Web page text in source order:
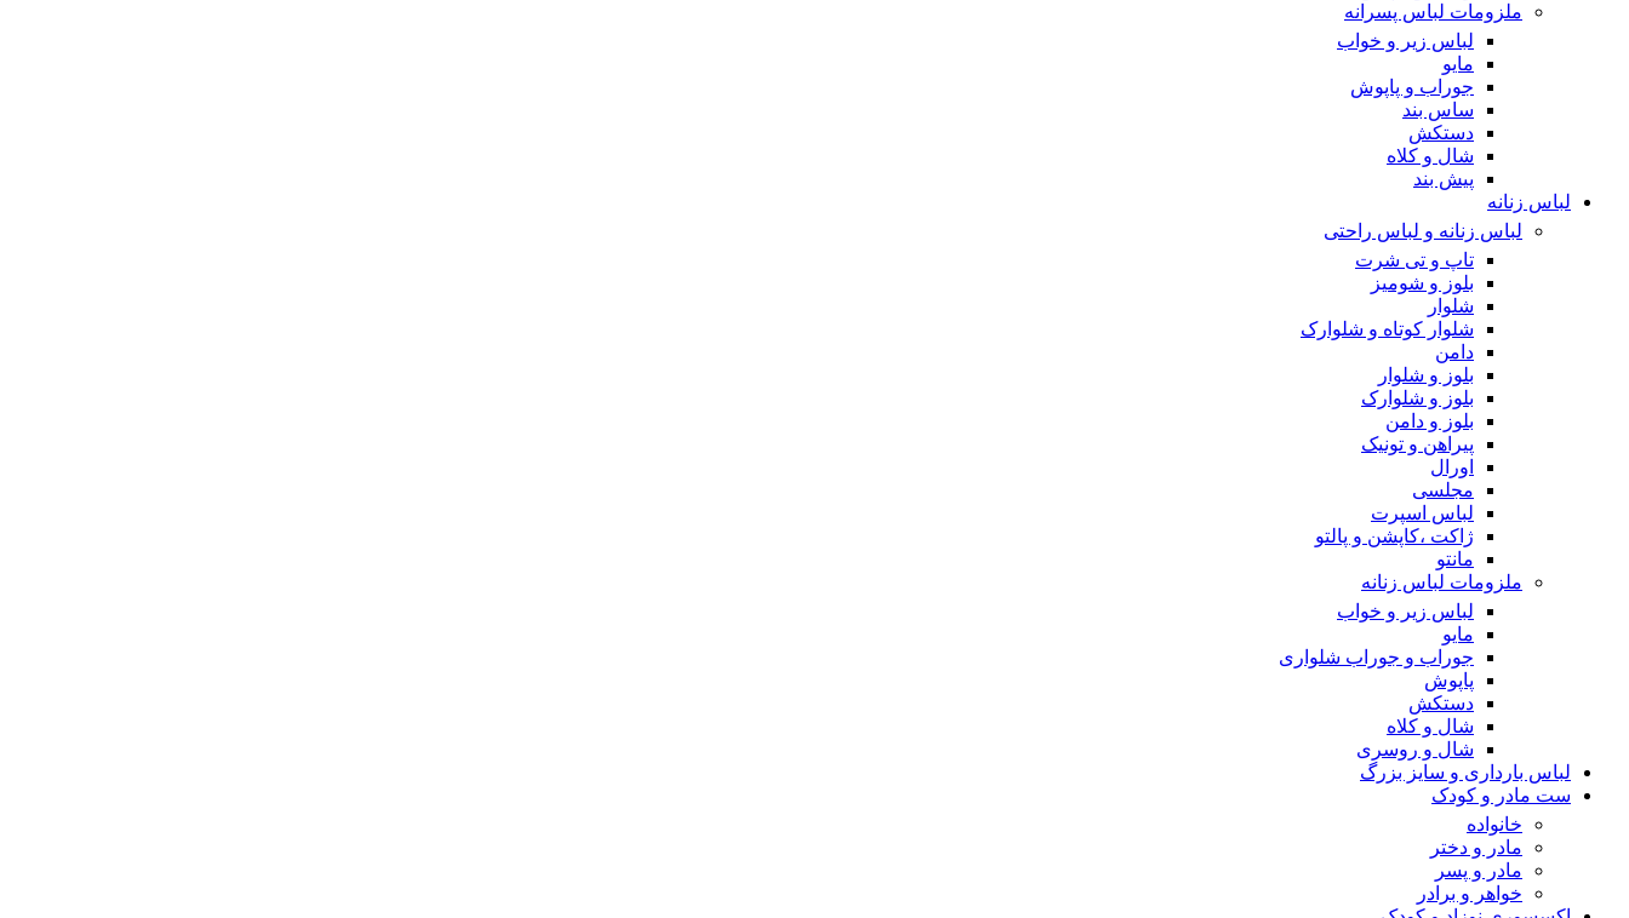
ملزومات لباس پسرانه
لباس زیر و خواب
مایو
جوراب و پاپوش
ساس بند
دستکش
شال و کلاه
پیش بند
لباس زنانه
لباس زنانه و لباس راحتی
تاپ و تی شرت
بلوز و شومیز
شلوار
شلوار کوتاه و شلوارک
دامن
بلوز و شلوار
بلوز و شلوارک
بلوز و دامن
پیراهن و تونیک
اورال
مجلسی
لباس اسپرت
ژاکت ،کاپشن و پالتو
مانتو
ملزومات لباس زنانه
لباس زیر و خواب
مایو
جوراب و جوراب شلواری
پاپوش
دستکش
شال و کلاه
شال و روسری
لباس بارداری و سایز بزرگ
ست مادر و کودک
خانواده
مادر و دختر
مادر و پسر
خواهر و برادر